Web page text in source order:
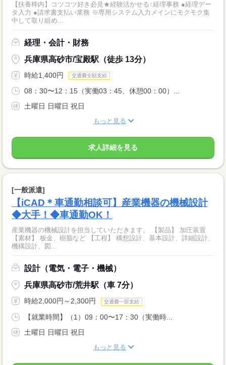
【扶養枠内】コツコツ好き必見★経験活かせる↑経理事務 ●経理デー
タ入力 ●請求書支払い業務 ※専用システム入力メインにモクモク集
中して取り組め...
経理・会計・財務
兵庫県高砂市/宝殿駅（徒歩 13分）
時給1,400円 交通費全額支給
08：30〜12：15（実働03：45、休憩00：00）...
土曜日 日曜日 祝日
もっと見る
求人詳細を見る
[一般派遣]
【iCAD＊車通勤相談可】産業機器の機械設計
◆大手！◆車通勤OK！
産業機器の機械設計を担当していただきます。 【製品】 加圧装置
【素材】 板金、樹脂など 【工程】 構想設計、基本設計、詳細設計、
機構設計、図...
設計（電気・電子・機械）
兵庫県高砂市/荒井駅（車 7分）
時給2,000円～2,300円 交通費一部支給
【就業時間】（1）09：00〜17：30（実働時...
土曜日 日曜日 祝日
もっと見る